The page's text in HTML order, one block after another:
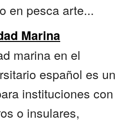
en pesca arte...
Marina
marina en el
español es un
instituciones con
o insulares,